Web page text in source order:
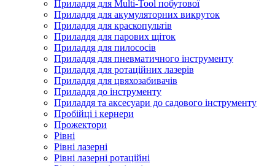
Приладдя для Multi-Tool побутової
Приладдя для акумуляторних викруток
Приладдя для краскопультів
Приладдя для парових щіток
Приладдя для пилососів
Приладдя для пневматичного інструменту
Приладдя для ротаційних лазерів
Приладдя для цвяхозабивачів
Приладдя до інструменту
Приладдя та аксесуари до садового інструменту
Пробійці і кернери
Прожектори
Рівні
Рівні лазерні
Рівні лазерні ротаційні